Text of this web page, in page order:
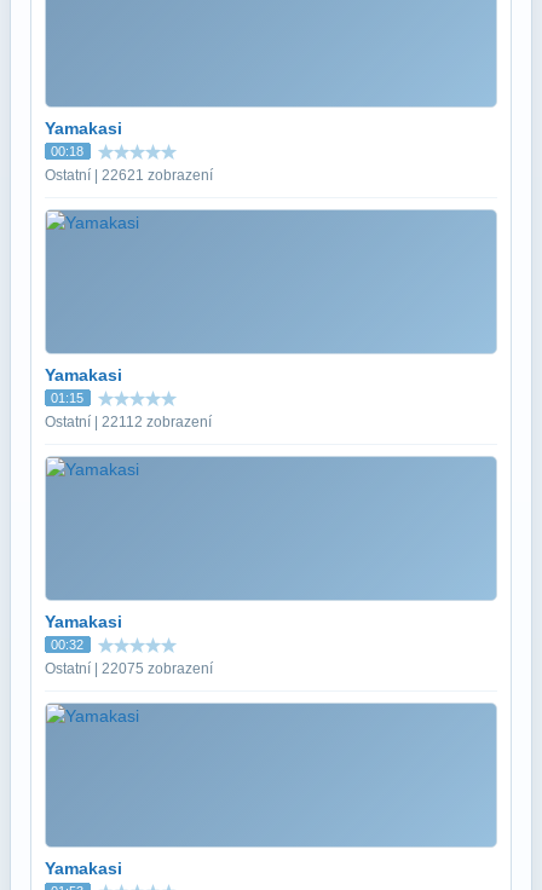
Yamakasi
00:18
Ostatní | 22621 zobrazení
Yamakasi
01:15
Ostatní | 22112 zobrazení
Yamakasi
00:32
Ostatní | 22075 zobrazení
Yamakasi